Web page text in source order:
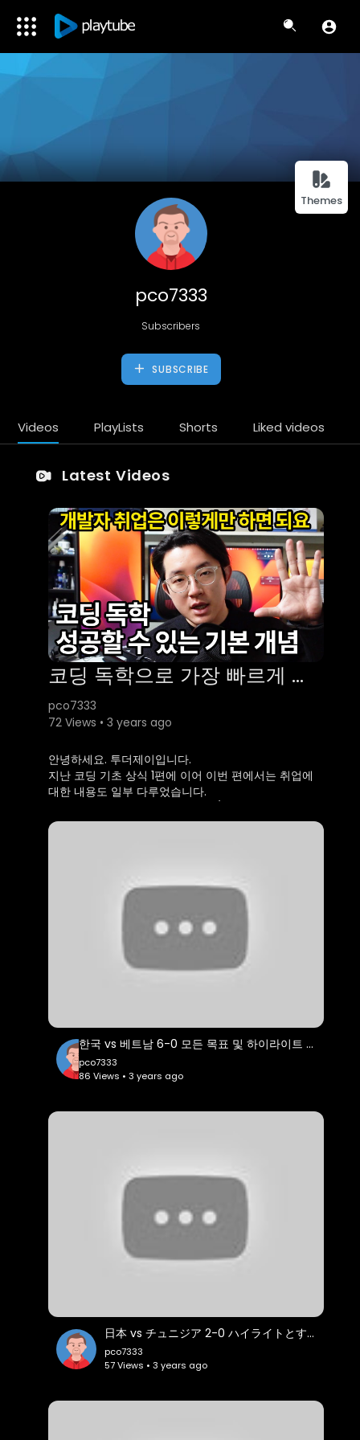
Themes
pco7333
Subscribers
SUBSCRIBE
Videos PlayLists Shorts Liked videos
Latest Videos
코딩 독학으로 가장 빠르게 취업할 수 있는 방법 | 개발자취업, 코딩기초 [코딩상식 2부]
pco7333
72 Views • 3 years ago
안녕하세요. 투더제이입니다.
지난 코딩 기초 상식 1편에 이어 이번 편에서는 취업에
대한 내용도 일부 다루었습니다.
서 목표를 갖기 때문에 다른 한쪽에 대한 이해도가 부족
용을 일부 포함하였습니다.
이와함께, api, json, css 활용도에 대한 현실, html,
css 공부법에 대해 말씀드립니다.
00:00 백엔드란?
00:50 유저 - 프론트엔드 - 백엔드간 일련의 과정 / API
호출, JSON
01:58 어떤 쪽을 공부해야할까?
02:10 개발자로서 성공적으로 취업하는 방법
03:29 줄여서 공부하기
05:25 CSS와 SI 개발자 현실
한국 vs 베트남 6-0 모든 목표 및 하이라이트 🔥| South Korea vs Vietnam 6-0 Highlights & All Goals
pco7333
86 Views • 3 years ago
日本 vs チュニジア 2-0 ハイライトとすべての目標 | 親善試合 2023 HD
pco7333
57 Views • 3 years ago